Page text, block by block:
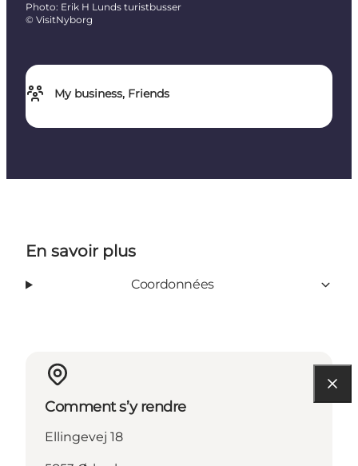
My business, Friends
Photo: Erik H Lunds turistbusser
© VisitNyborg
En savoir plus
Coordonnées
Comment s’y rendre
Ellingevej 18